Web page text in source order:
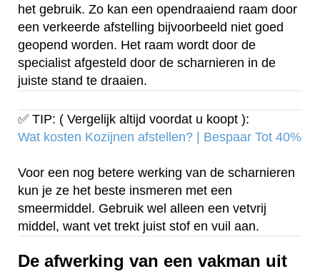
het gebruik. Zo kan een opendraaiend raam door
een verkeerde afstelling bijvoorbeeld niet goed
geopend worden. Het raam wordt door de
specialist afgesteld door de scharnieren in de
juiste stand te draaien.
✅ TIP: ( Vergelijk altijd voordat u koopt ):
Wat kosten Kozijnen afstellen? | Bespaar Tot 40%‎
Voor een nog betere werking van de scharnieren
kun je ze het beste insmeren met een
smeermiddel. Gebruik wel alleen een vetvrij
middel, want vet trekt juist stof en vuil aan.
De afwerking van een vakman uit